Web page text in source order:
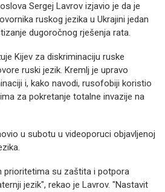
Sergej Lavrov izjavio je da je
ruskog jezika u Ukrajini jedan
dugoročnog rješenja rata.
Kijev za diskriminaciju ruske
ruski jezik. Kremlj je upravo
i, kako navodi, rusofobiji koristio
za pokretanje totalne invazije na
u subotu u videoporuci objavljenoj
prioritetima su zaštita i potpora
jezik", rekao je Lavrov. "Nastavit